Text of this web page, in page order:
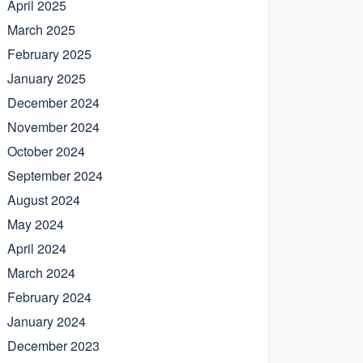
April 2025
March 2025
February 2025
January 2025
December 2024
November 2024
October 2024
September 2024
August 2024
May 2024
April 2024
March 2024
February 2024
January 2024
December 2023